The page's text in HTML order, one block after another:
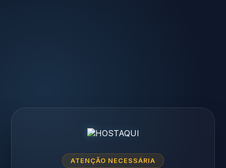
ATENÇÃO NECESSÁRIA